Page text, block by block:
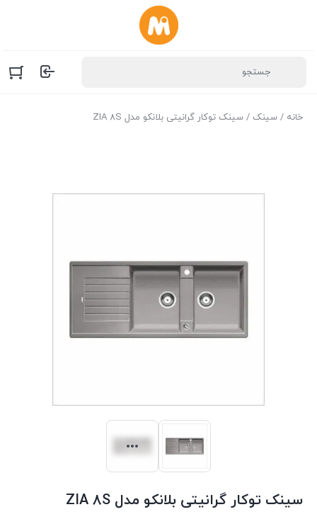
خانه / سینک / سینک توکار گرانیتی بلانکو مدل ZIA 8S
سینک توکار گرانیتی بلانکو مدل ZIA 8S